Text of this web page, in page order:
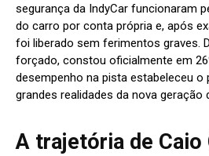
segurança da IndyCar funcionaram
do carro por conta própria e, após
foi liberado sem ferimentos graves.
forçado, constou oficialmente em
desempenho na pista estabeleceu
grandes realidades da nova geração
A trajetória de Caio